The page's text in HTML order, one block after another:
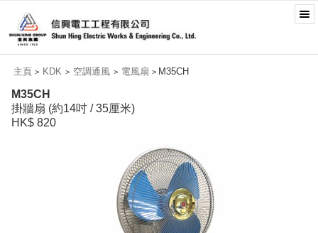
主頁 > KDK > 空調通風 > 電風扇 > M35CH
M35CH
掛牆扇 (約14吋 / 35厘米)
HK$ 820